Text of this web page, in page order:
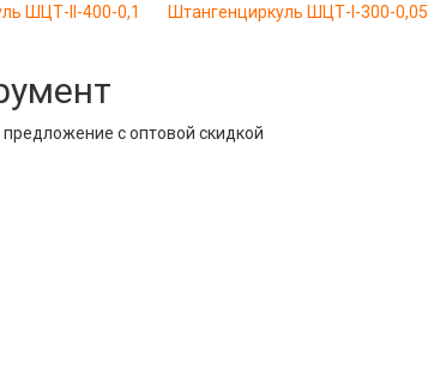
ШЦТ-II-400-0,1 Штангенциркуль ШЦТ-I-300-0,05
с оптовой скидкой